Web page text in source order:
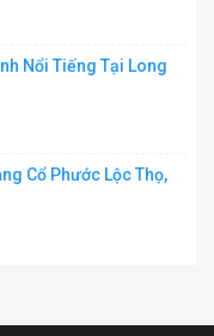
Nổi Tiếng Tại Long
Cổ Phước Lộc Thọ,